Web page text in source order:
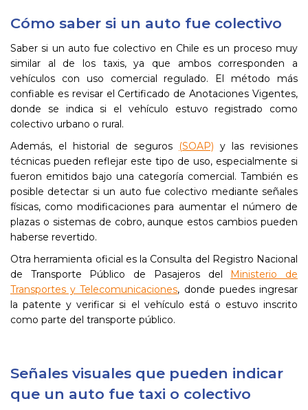
Cómo saber si un auto fue colectivo
Saber si un auto fue colectivo en Chile es un proceso muy
similar al de los taxis, ya que ambos corresponden a
vehículos con uso comercial regulado. El método más
confiable es revisar el Certificado de Anotaciones Vigentes,
donde se indica si el vehículo estuvo registrado como
colectivo urbano o rural.
Además, el historial de seguros
(SOAP) y las revisiones
técnicas pueden reflejar este tipo de uso, especialmente si
fueron emitidos bajo una categoría comercial. También es
posible detectar si un auto fue colectivo mediante señales
físicas, como modificaciones para aumentar el número de
plazas o sistemas de cobro, aunque estos cambios pueden
haberse revertido.
Otra herramienta oficial es la Consulta del Registro Nacional
de Transporte Público de Pasajeros del Ministerio de
Transportes y Telecomunicaciones, donde puedes ingresar
la patente y verificar si el vehículo está o estuvo inscrito
como parte del transporte público.
Señales visuales que pueden indicar
que un auto fue taxi o colectivo